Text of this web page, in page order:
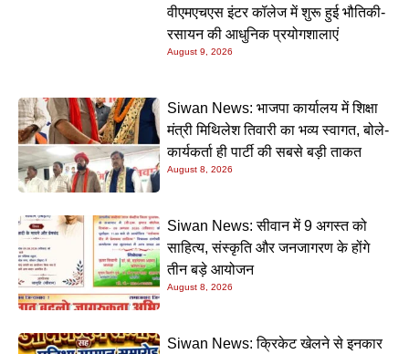
वीएमएचएस इंटर कॉलेज में शुरू हुई भौतिकी-
रसायन की आधुनिक प्रयोगशालाएं
August 9, 2026
Siwan News: भाजपा कार्यालय में शिक्षा
मंत्री मिथिलेश तिवारी का भव्य स्वागत, बोले-
कार्यकर्ता ही पार्टी की सबसे बड़ी ताकत
August 8, 2026
Siwan News: सीवान में 9 अगस्त को
साहित्य, संस्कृति और जनजागरण के होंगे
तीन बड़े आयोजन
August 8, 2026
Siwan News: क्रिकेट खेलने से इनकार